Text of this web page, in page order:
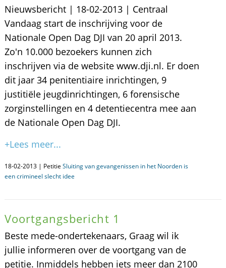
Nieuwsbericht | 18-02-2013 | Centraal
Vandaag start de inschrijving voor de
Nationale Open Dag DJI van 20 april 2013.
Zo'n 10.000 bezoekers kunnen zich
inschrijven via de website www.dji.nl. Er doen
dit jaar 34 penitentiaire inrichtingen, 9
justitiële jeugdinrichtingen, 6 forensische
zorginstellingen en 4 detentiecentra mee aan
de Nationale Open Dag DJI.
+Lees meer...
18-02-2013 | Petitie Sluiting van gevangenissen in het Noorden is
een crimineel slecht idee
Voortgangsbericht 1
Beste mede-ondertekenaars, Graag wil ik
jullie informeren over de voortgang van de
petitie. Inmiddels hebben iets meer dan 2100